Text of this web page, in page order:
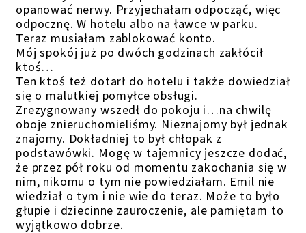
opanować nerwy. Przyjechałam odpocząć, więc
odpocznę. W hotelu albo na ławce w parku.
Teraz musiałam zablokować konto.
Mój spokój już po dwóch godzinach zakłócił
ktoś…
Ten ktoś też dotarł do hotelu i także dowiedział
się o malutkiej pomyłce obsługi.
Zrezygnowany wszedł do pokoju i…na chwilę
oboje znieruchomieliśmy. Nieznajomy był jednak
znajomy. Dokładniej to był chłopak z
podstawówki. Mogę w tajemnicy jeszcze dodać,
że przez pół roku od momentu zakochania się w
nim, nikomu o tym nie powiedziałam. Emil nie
wiedział o tym i nie wie do teraz. Może to było
głupie i dziecinne zauroczenie, ale pamiętam to
wyjątkowo dobrze.